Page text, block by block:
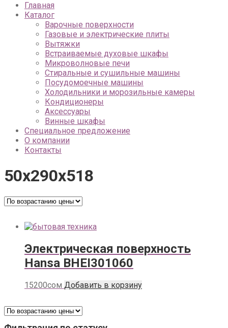
Главная
Каталог
Варочные поверхности
Газовые и электрические плиты
Вытяжки
Встраиваемые духовые шкафы
Микроволновые печи
Стиральные и сушильные машины
Посудомоечные машины
Холодильники и морозильные камеры
Кондиционеры
Аксессуары
Винные шкафы
Специальное предложение
О компании
Контакты
50х290х518
Электрическая поверхность
Hansa BHEI301060
15200сом Добавить в корзину